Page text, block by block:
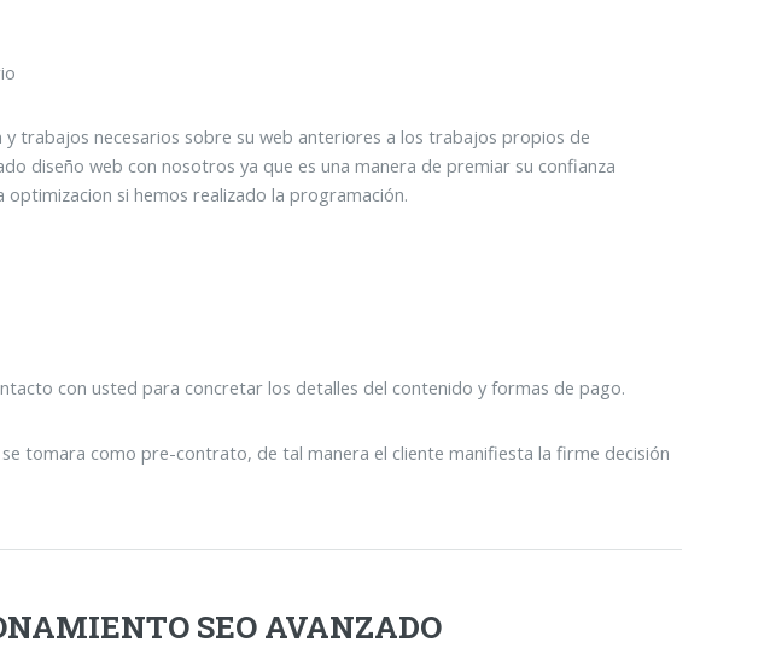
y trabajos necesarios sobre su web anteriores a los trabajos propios de
diseño web con nosotros ya que es una manera de premiar su confianza
si hemos realizado la programación.
con usted para concretar los detalles del contenido y formas de pago.
tomara como pre-contrato, de tal manera el cliente manifiesta la firme decisión
SEO AVANZADO